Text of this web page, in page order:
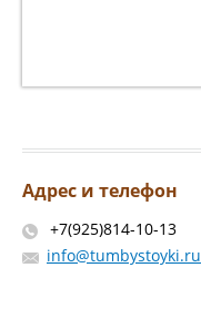
Адрес и телефон
+7(925)814-10-13
info@tumbystoyki.ru